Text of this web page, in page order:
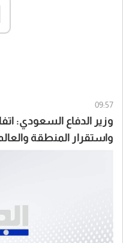
09:57
وزير الدفاع السعودي:
واستقرار المنطقة